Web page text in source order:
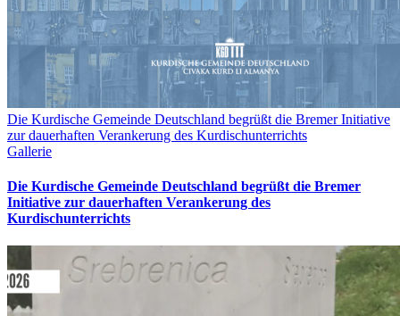
Die Kurdische Gemeinde Deutschland begrüßt die Bremer Initiative
zur dauerhaften Verankerung des Kurdischunterrichts
Gallerie
Die Kurdische Gemeinde Deutschland begrüßt die Bremer
Initiative zur dauerhaften Verankerung des
Kurdischunterrichts